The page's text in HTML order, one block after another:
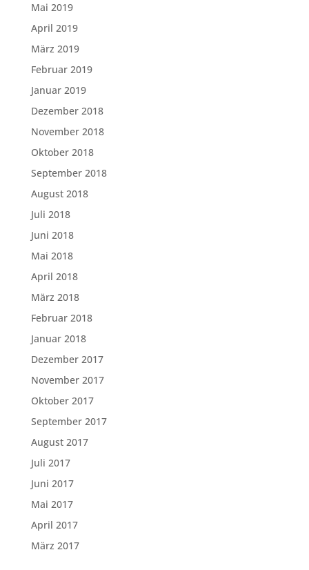
Mai 2019
April 2019
März 2019
Februar 2019
Januar 2019
Dezember 2018
November 2018
Oktober 2018
September 2018
August 2018
Juli 2018
Juni 2018
Mai 2018
April 2018
März 2018
Februar 2018
Januar 2018
Dezember 2017
November 2017
Oktober 2017
September 2017
August 2017
Juli 2017
Juni 2017
Mai 2017
April 2017
März 2017